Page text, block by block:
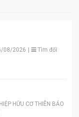
08/2026
Tìm đối
HỮU CƠ THIÊN BẢO